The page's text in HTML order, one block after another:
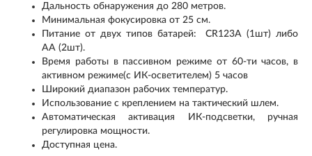
Дальность обнаружения до 280 метров.
Минимальная фокусировка от 25 см.
Питание от двух типов батарей: CR123A (1шт) либо
АА (2шт).
Время работы в пассивном режиме от 60-ти часов, в
активном режиме(с ИК-осветителем) 5 часов
Широкий диапазон рабочих температур.
Использование с креплением на тактический шлем.
Автоматическая активация ИК-подсветки, ручная
регулировка мощности.
Доступная цена.